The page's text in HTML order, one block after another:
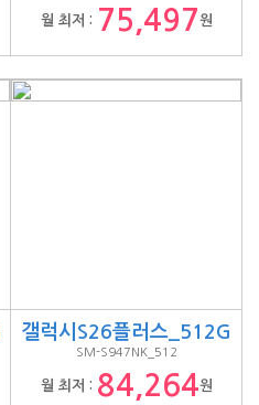
월 최저 : 75,497원
갤럭시S26플러스_512G
SM-S947NK_512
월 최저 : 84,264원